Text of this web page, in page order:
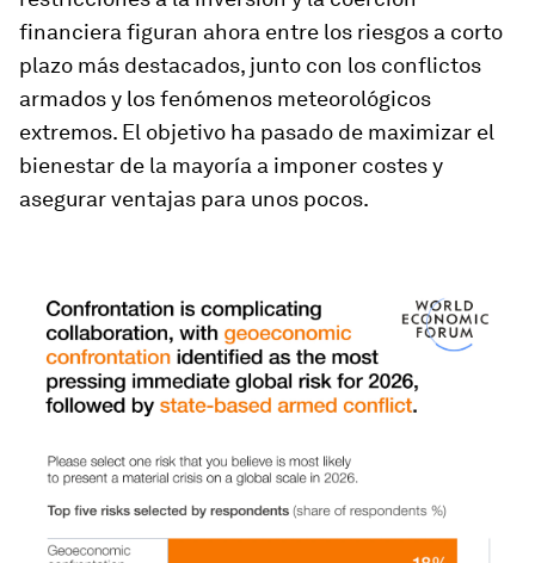
financiera figuran ahora entre los riesgos a corto
plazo más destacados, junto con los conflictos
armados y los fenómenos meteorológicos
extremos. El objetivo ha pasado de maximizar el
bienestar de la mayoría a imponer costes y
asegurar ventajas para unos pocos.